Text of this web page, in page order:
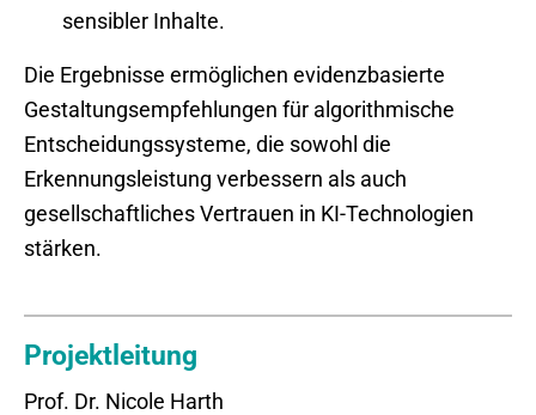
sensibler Inhalte.
Die Ergebnisse ermöglichen evidenzbasierte
Gestaltungsempfehlungen für algorithmische
Entscheidungssysteme, die sowohl die
Erkennungsleistung verbessern als auch
gesellschaftliches Vertrauen in KI-Technologien
stärken.
Projektleitung
Prof. Dr. Nicole Harth